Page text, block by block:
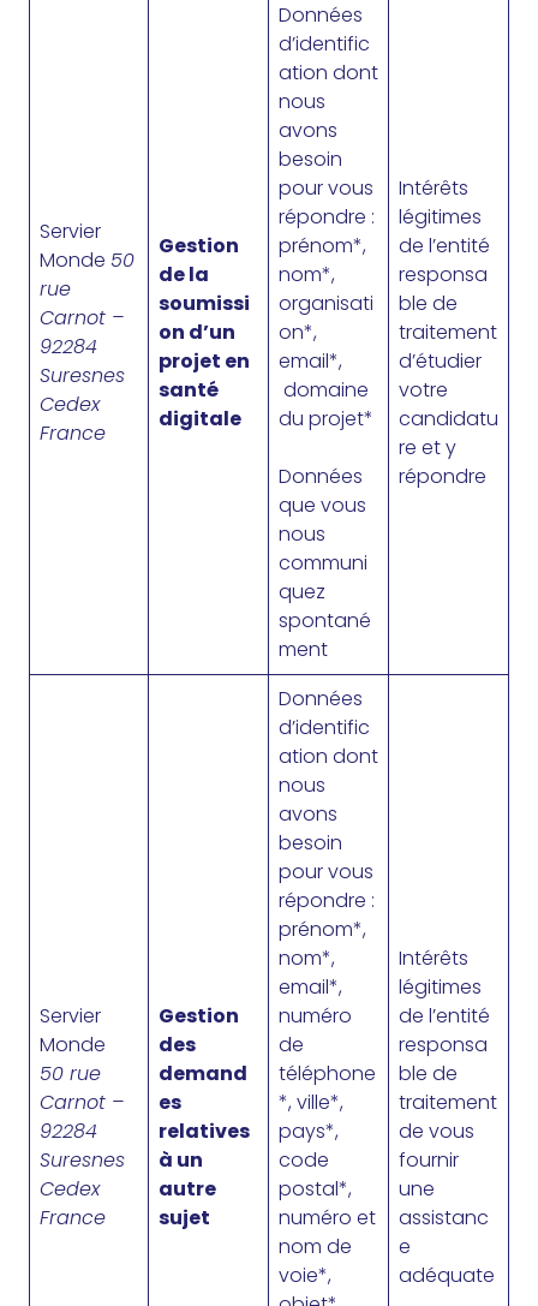
Servier
Monde 50
rue
Carnot –
92284
Suresnes
Cedex
France
Gestion
de la
soumissi
on d’un
projet en
santé
digitale
Données
d’identific
ation dont
nous
avons
besoin
pour vous
répondre :
prénom*,
nom*,
organisati
on*,
email*,
domaine
du projet*
Données
que vous
nous
communi
quez
spontané
ment
Intérêts
légitimes
de l’entité
responsa
ble de
traitement
d’étudier
votre
candidatu
re et y
répondre
Servier
Monde
50 rue
Carnot –
92284
Suresnes
Cedex
France
Gestion
des
demand
es
relatives
à un
autre
sujet
Données
d’identific
ation dont
nous
avons
besoin
pour vous
répondre :
prénom*,
nom*,
email*,
numéro
de
téléphone
*, ville*,
pays*,
code
postal*,
numéro et
nom de
voie*,
Intérêts
légitimes
de l’entité
responsa
ble de
traitement
de vous
fournir
une
assistanc
e
adéquate